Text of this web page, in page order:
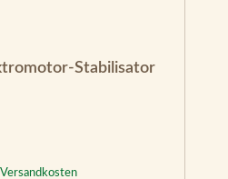
Stabilisator